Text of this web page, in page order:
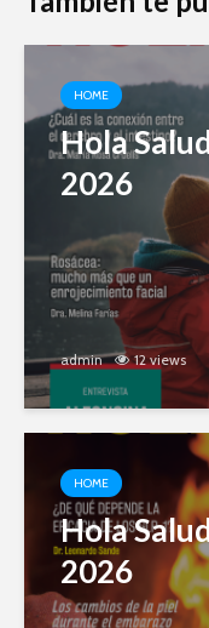
HOME
Hola
2026
admin 12 views
HOME
Hola
2026